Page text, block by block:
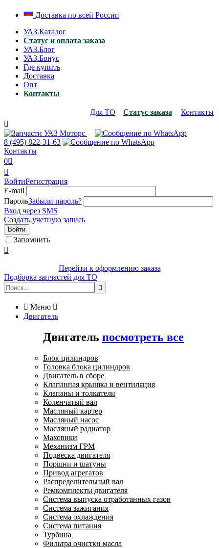
Доставка по всей России
УАЗ.Каталог
Статус и оплата заказа
УАЗ.Блог
УАЗ.Бонус
Где купить
Доставка
Опт
Контакты
Для ТО Статус заказа
Контакты

8 (495) 822-31-63
Контакты
0

ВойтиРегистрация
E-mail
ПарольЗабыли пароль?
Вход через SMS
Создать учетную запись
Войти
Запомнить

Перейти к оформлению заказа
Подборка запчастей для ТО

 Меню 
Двигатель
Двигатель посмотреть все
Блок цилиндров
Головка блока цилиндров
Двигатель в сборе
Клапанная крышка и вентиляция
Клапаны и толкатели
Коленчатый вал
Масляный картер
Масляный насос
Масляный радиатор
Маховики
Механизм ГРМ
Подвеска двигателя
Поршни и шатуны
Привод агрегатов
Распределительный вал
Ремкомплекты двигателя
Система выпуска отработанных газов
Система зажигания
Система охлаждения
Система питания
Турбина
Фильтра очистки масла